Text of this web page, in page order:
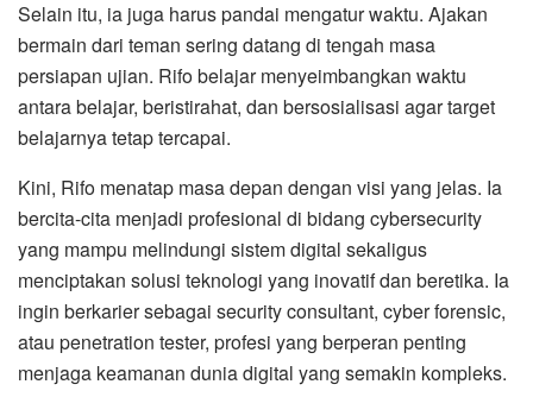
Selain itu, ia juga harus pandai mengatur waktu. Ajakan
bermain dari teman sering datang di tengah masa
persiapan ujian. Rifo belajar menyeimbangkan waktu
antara belajar, beristirahat, dan bersosialisasi agar target
belajarnya tetap tercapai.
Kini, Rifo menatap masa depan dengan visi yang jelas. Ia
bercita-cita menjadi profesional di bidang cybersecurity
yang mampu melindungi sistem digital sekaligus
menciptakan solusi teknologi yang inovatif dan beretika. Ia
ingin berkarier sebagai security consultant, cyber forensic,
atau penetration tester, profesi yang berperan penting
menjaga keamanan dunia digital yang semakin kompleks.